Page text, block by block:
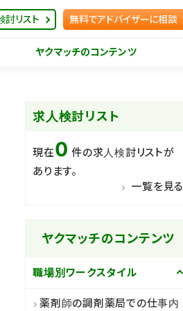
ヤクマッチのコンテンツ
討リスト 無料でアドバイザーに相談
求人検討リスト
現在0 件の求人検討リストが
あります。
一覧を見る
ヤクマッチのコンテンツ
職場別ワークスタイル
薬剤師の調剤薬局での仕事内